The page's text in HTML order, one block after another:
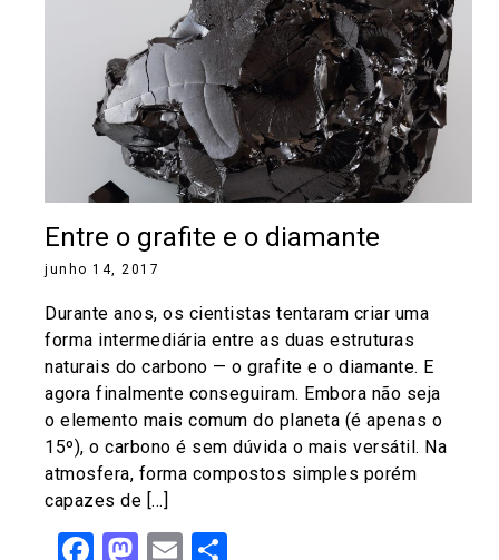
Entre o grafite e o diamante
junho 14, 2017
Durante anos, os cientistas tentaram criar uma
forma intermediária entre as duas estruturas
naturais do carbono — o grafite e o diamante. E
agora finalmente conseguiram. Embora não seja
o elemento mais comum do planeta (é apenas o
15º), o carbono é sem dúvida o mais versátil. Na
atmosfera, forma compostos simples porém
capazes de […]
Facebook
Mastodon
Email